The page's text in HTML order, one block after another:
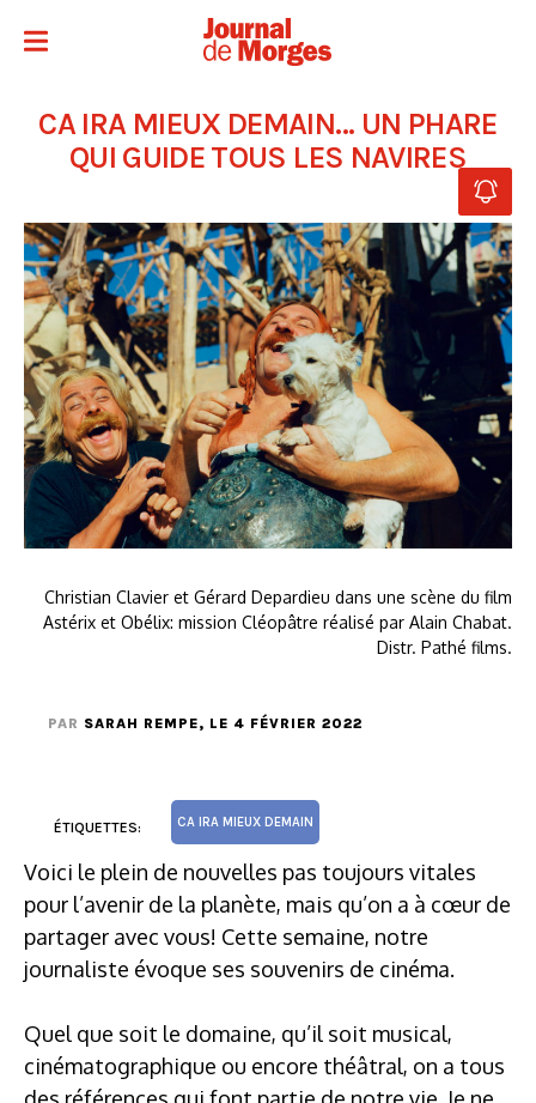
CA IRA MIEUX DEMAIN… UN PHARE
QUI GUIDE TOUS LES NAVIRES
Christian Clavier et Gérard Depardieu dans une scène du film
Astérix et Obélix: mission Cléopâtre réalisé par Alain Chabat.
Distr. Pathé films.
PAR SARAH REMPE, LE 4 FÉVRIER 2022
ÉTIQUETTES: CA IRA MIEUX DEMAIN
Voici le plein de nouvelles pas toujours vitales
pour l’avenir de la planète, mais qu’on a à cœur de
partager avec vous! Cette semaine, notre
journaliste évoque ses souvenirs de cinéma.
Quel que soit le domaine, qu’il soit musical,
cinématographique ou encore théâtral, on a tous